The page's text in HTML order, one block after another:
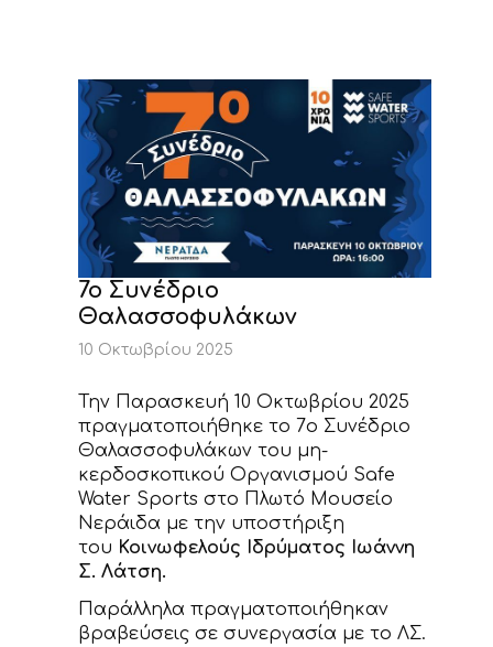
ΕΚΠΑΙΔΕΥΣΗ
ΕΙΔΙΚΕΣ ΔΡΑΣΕΙΣ
ΣΥΜΒΟΥΛΕΣ
ΠΡΟΓΡΑΜΜΑ ΚΟΛΥΜΒΗΣΗΣ
ΣΤΗΡΙΞΕ ΜΑΣ
ΕΠΙΚΟΙΝΩΝΙΑ
7o Συνέδριο
Θαλασσοφυλάκων
10 Οκτωβρίου 2025
Την Παρασκευή 10 Οκτωβρίου 2025
πραγματοποιήθηκε το 7ο Συνέδριο
Θαλασσοφυλάκων του μη-
κερδοσκοπικού Οργανισμού Safe
Water Sports στο Πλωτό Μουσείο
Νεράιδα με την υποστήριξη
του Κοινωφελούς Ιδρύματος Ιωάννη
Σ. Λάτση.
Παράλληλα πραγματοποιήθηκαν
βραβεύσεις σε συνεργασία με το ΛΣ.